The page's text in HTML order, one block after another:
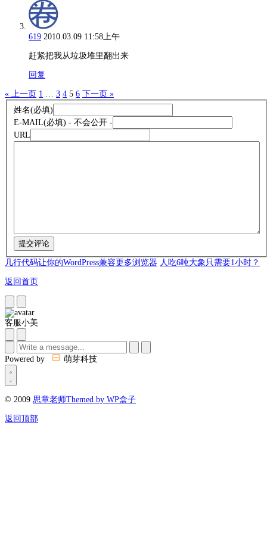
619 2010.03.09 11:58上午
赶紧把我从垃圾堆里翻出来
回复
« 上一页 1 3 4 5 6 下一页 »
姓名(必填)
E-MAIL(必填) - 不会公开 -
URL
几行代码让你的WordPress兼容更多浏览器 人吃6吨大象只需要1小时？
返回首页
客服小美
Powered by 萌芽科技
© 2009 思章老师Themed by WP盒子
返回顶部